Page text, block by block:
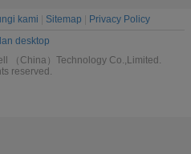
kami Sitemap
Privacy Policy
desktop
（China）Technology Co.,Limited.
reserved.